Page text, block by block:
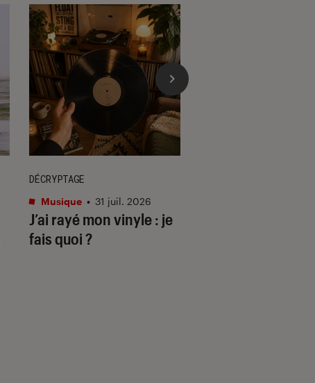
J’ai rayé mon vinyle : je
fais quoi ?
DÉCRYPTAGE
Musique • 31 juil. 2026